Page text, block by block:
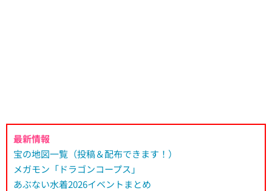
最新情報
宝の地図一覧（投稿＆配布できます！）
メガモン「ドラゴンコープス」
あぶない水着2026イベントまとめ